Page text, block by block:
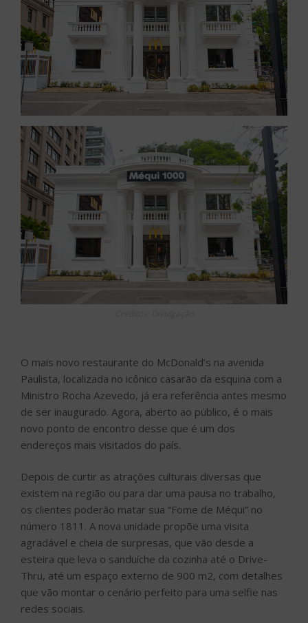
O mais novo restaurante do McDonald’s na avenida
Paulista, localizada no icônico casarão da esquina com a
Ministro Rocha Azevedo, já era referência antes mesmo
de ser inaugurado. Agora, aberto ao público, é o mais
novo ponto de encontro desse que é um dos
endereços mais visitados do país.
Depois de curtir as atrações culturais diversas que
existem na região ou para dar uma pausa no trabalho,
os clientes poderão matar sua “Fome de Méqui” no
número 1811. A nova unidade propõe uma visita
agradável e cheia de surpresas, que vão desde a
esteira que leva o sanduíche da cozinha até o Drive-
Thru, até um espaço externo de 900 m2, com detalhes
que vão montar o cenário perfeito para uma selfie nas
redes sociais.